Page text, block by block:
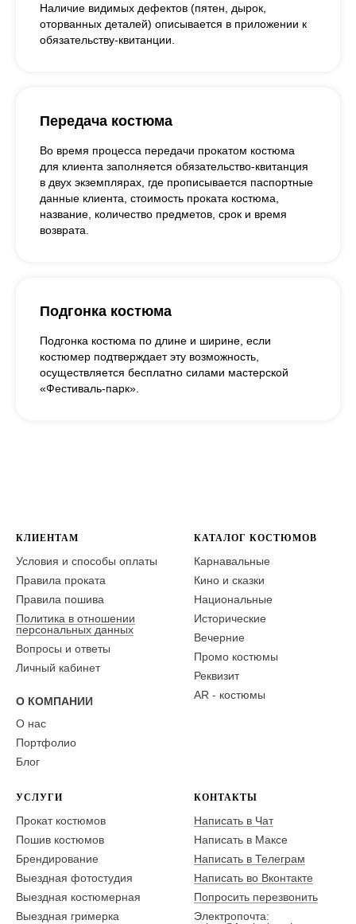
Наличие видимых дефектов (пятен, дырок,
оторванных деталей) описывается в приложении к
обязательству-квитанции.
Передача костюма
Во время процесса передачи прокатом костюма
для клиента заполняется обязательство-квитанция
в двух экземплярах, где прописывается паспортные
данные клиента, стоимость проката костюма,
название, количество предметов, срок и время
возврата.
Подгонка костюма
Подгонка костюма по длине и ширине, если
костюмер подтверждает эту возможность,
осуществляется бесплатно силами мастерской
«Фестиваль-парк».
КЛИЕНТАМ
Условия и способы оплаты
Правила проката
Правила пошива
Политика в отношении
персональных данных
Вопросы и ответы
Личный кабинет
О КОМПАНИИ
О нас
Портфолио
Блог
КАТАЛОГ КОСТЮМОВ
Карнавальные
Кино и сказки
Национальные
Исторические
Вечерние
Промо костюмы
Реквизит
AR - костюмы
УСЛУГИ
Прокат костюмов
Пошив костюмов
Брендирование
Выездная фотостудия
Выездная костюмерная
Выездная гримерка
КОНТАКТЫ
Написать в Чат
Написать в Максе
Написать в Телеграм
Написать во Вконтакте
Попросить перезвонить
Электропочта: